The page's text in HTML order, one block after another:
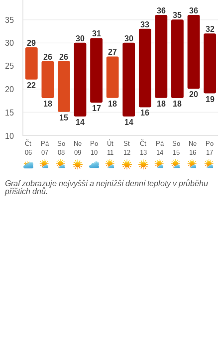
29
22
26
18
26
15
30
14
31
17
27
18
30
14
33
16
36
18
35
18
36
20
32
19
35
30
25
20
15
10
Čt
06
Pá
07
So
08
Ne
09
Po
10
Út
11
St
12
Čt
13
Pá
14
So
15
Ne
16
Po
17
Graf zobrazuje nejvyšší a nejnižší denní teploty v průběhu
příštích dnů.